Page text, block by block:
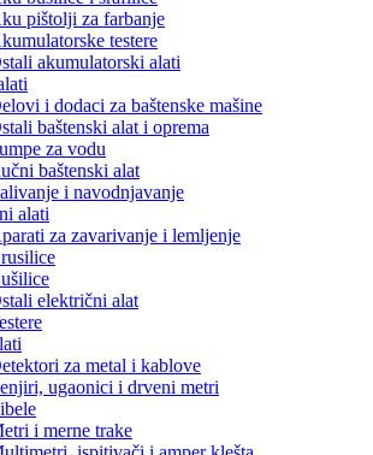
pištolji za farbanje
testere
akumulatorski alati
i dodaci za baštenske mašine
baštenski alat i oprema
za vodu
baštenski alat
i navodnjavanje
alati
za zavarivanje i lemljenje
električni alat
za metal i kablove
ugaonici i drveni metri
i merne trake